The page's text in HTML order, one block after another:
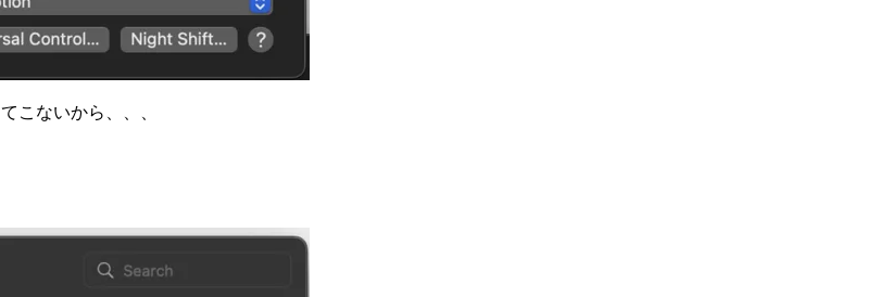
こないから、、、